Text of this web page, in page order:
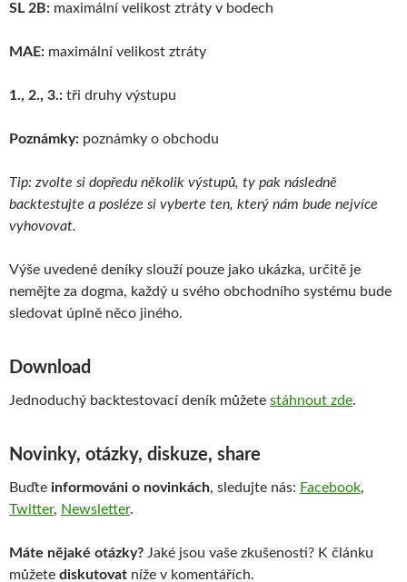
SL 2B: maximální velikost ztráty v bodech
MAE: maximální velikost ztráty
1., 2., 3.: tři druhy výstupu
Poznámky: poznámky o obchodu
Tip: zvolte si dopředu několik výstupů, ty pak následně
backtestujte a posléze si vyberte ten, který nám bude nejvíce
vyhovovat.
Výše uvedené deníky slouží pouze jako ukázka, určitě je
nemějte za dogma, každý u svého obchodního systému bude
sledovat úplně něco jiného.
Download
Jednoduchý backtestovací deník můžete stáhnout zde.
Novinky, otázky, diskuze, share
Buďte informováni o novinkách, sledujte nás: Facebook,
Twitter, Newsletter.
Máte nějaké otázky? Jaké jsou vaše zkušenosti? K článku
můžete diskutovat níže v komentářích.